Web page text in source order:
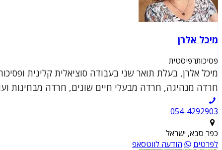
מיכל אלרן
פסיכותרפיסטית
חרדה מנהיגה, חרדה מבעלי חיים שונים, חרדה מבחינות
054-4292903
כפר סבא, ישראל
לפרטים
הודעה לווטסאפ